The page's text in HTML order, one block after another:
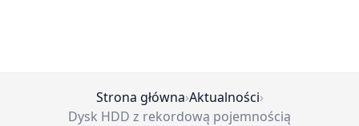
Strona główna›Aktualności›
Dysk HDD z rekordową pojemnością